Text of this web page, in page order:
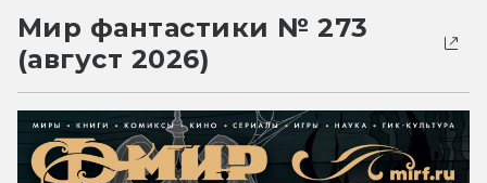
Мир фантастики № 273
(август 2026)